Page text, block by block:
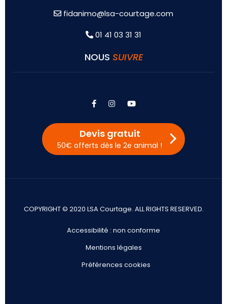
fidanimo@lsa-courtage.com
01 41 03 31 31
NOUS SUIVRE
facebookinstagramyoutube
Devis gratuit
50€ offerts dès le 2e animal !
COPYRIGHT © 2020 LSA Courtage. ALL RIGHTS RESERVED.
Accessibilité : non conforme
Mentions légales
Préférences cookies